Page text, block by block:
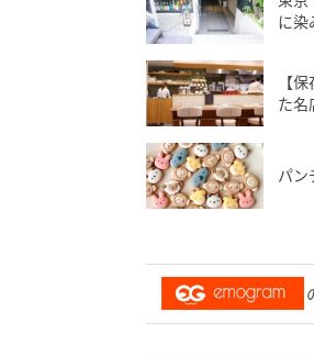
に染
【
た名
パン